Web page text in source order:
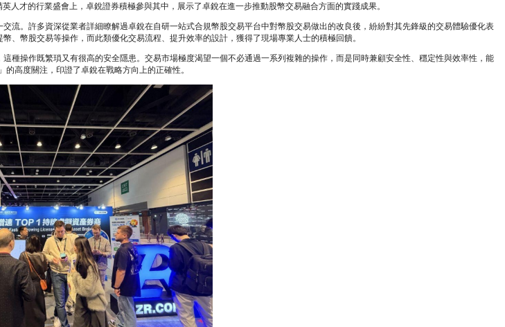
才的行業盛會上，卓銳證券積極參與其中，展示了卓銳在進一步推動股幣交易融合方面的實踐成果。
。許多資深從業者詳細瞭解過卓銳在自研一站式合規幣股交易平台中對幣股交易做出的改良後，紛紛對其先鋒級的交易體驗優化表
幣股交易等操作，而此類優化交易流程、提升效率的設計，獲得了現場專業人士的積極回饋。
操作既繁瑣又有很高的安全隱患。交易市場極度渴望一個不必通過一系列複雜的操作，而是同時兼顧安全性、穩定性與效率性，能
高度關注，印證了卓銳在戰略方向上的正確性。